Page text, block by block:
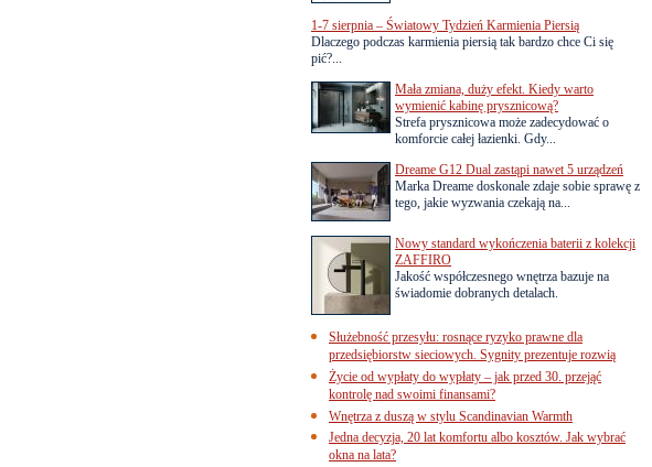
1-7 sierpnia – Światowy Tydzień Karmienia Piersią
Dlaczego podczas karmienia piersią tak bardzo chce Ci się
pić?...
Mała zmiana, duży efekt. Kiedy warto
wymienić kabinę prysznicową?
Strefa prysznicowa może zadecydować o
komforcie całej łazienki. Gdy...
Dreame G12 Dual zastąpi nawet 5 urządzeń
Marka Dreame doskonale zdaje sobie sprawę z
tego, jakie wyzwania czekają na...
Nowy standard wykończenia baterii z kolekcji
ZAFFIRO
Jakość współczesnego wnętrza bazuje na
świadomie dobranych detalach.
Służebność przesyłu: rosnące ryzyko prawne dla
przedsiębiorstw sieciowych. Sygnity prezentuje rozwią
Życie od wypłaty do wypłaty – jak przed 30. przejąć
kontrolę nad swoimi finansami?
Wnętrza z duszą w stylu Scandinavian Warmth
Jedna decyzja, 20 lat komfortu albo kosztów. Jak wybrać
okna na lata?